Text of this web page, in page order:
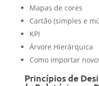
Mapas de cores
Cartão (simples e
KPI
Árvore Hierárquica
Como importar
Princípios de